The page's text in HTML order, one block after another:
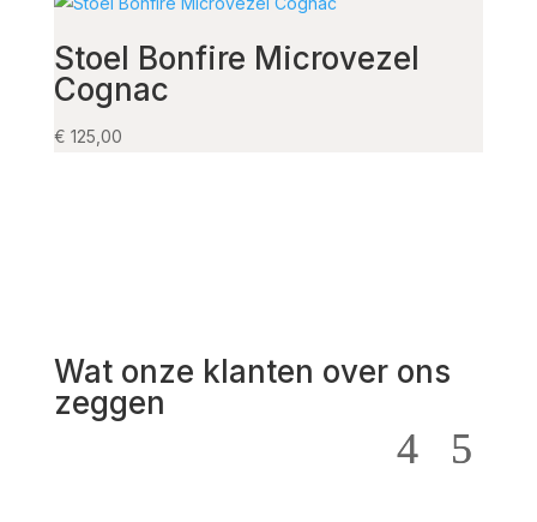
Stoel Bonfire Microvezel
Cognac
€ 125,00
Wat onze klanten over ons
zeggen